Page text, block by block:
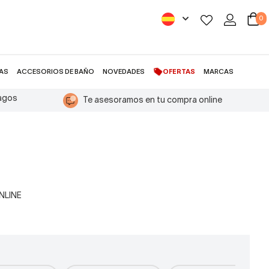
0
ACCESORIOS DE BAÑO NOVEDADES OFERTAS MARCAS
Te asesoramos en tu compra online